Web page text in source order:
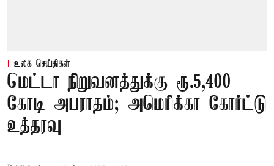
உலக செய்திகள்
மெட்டா நிறுவனத்துக்கு ரூ.5,400
கோடி அபராதம்; அமெரிக்கா கோர்ட்டு
உத்தரவு